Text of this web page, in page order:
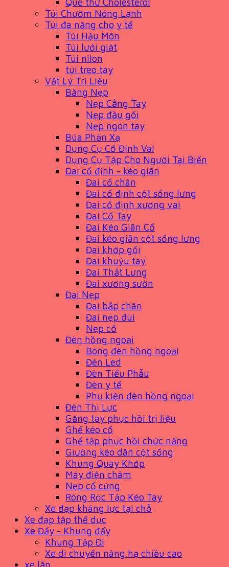
Túi Chườm Nóng Lạnh
Túi đa năng cho y tế
Túi Hậu Môn
Túi lưới giặt
Túi nilon
túi treo tay
Vật Lý Trị Liệu
Băng Nẹp
Nẹp Cẳng Tay
Nẹp đầu gối
Nẹp ngón tay
Búa Phản Xạ
Dụng Cụ Cố Định Vai
Dụng Cụ Tập Cho Người Tai Biến
Đai cố định - kéo giãn
Đai cổ chân
Đai cố định cột sống lưng
Đai cố định xương vai
Đai Cổ Tay
Đai Kéo Giãn Cổ
Đai kéo giãn cột sống lưng
Đai khớp gối
Đai khuỷu tay
Đai Thắt Lưng
Đai xương sườn
Đai Nẹp
Đai bắp chân
Đai nẹp đùi
Nẹp cổ
Đèn hồng ngoại
Bóng đèn hồng ngoại
Đèn Led
Đèn Tiểu Phẫu
Đèn y tế
Phụ kiện đèn hồng ngoại
Đèn Thị Lực
Găng tay phục hồi trị liệu
Ghế kéo cổ
Ghế tập phục hồi chức năng
Giường kéo dãn cột sống
Khung Quay Khớp
Máy điện châm
Nẹp cổ cứng
Ròng Rọc Tập Kéo Tay
Xe đạp kháng lực tại chỗ
Xe đạp tập thể dục
Xe Đẩy - Khung đẩy
Khung Tập Đi
Xe di chuyển nâng hạ chiều cao
xe lăn